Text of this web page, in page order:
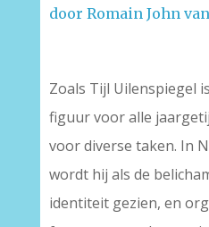
door Romain John
Zoals Tijl Uilenspiegel
figuur voor alle
voor diverse taken. In
wordt hij als de
identiteit gezien, en